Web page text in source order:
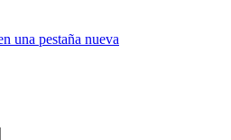
una pestaña nueva